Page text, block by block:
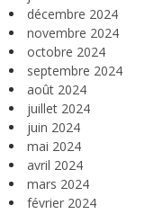
décembre 2024
novembre 2024
octobre 2024
septembre 2024
août 2024
juillet 2024
juin 2024
mai 2024
avril 2024
mars 2024
février 2024